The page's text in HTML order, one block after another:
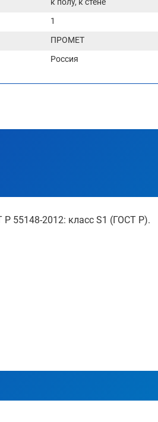
1
ПРОМЕТ
Россия
55148-2012: класс S1 (ГОСТ Р).